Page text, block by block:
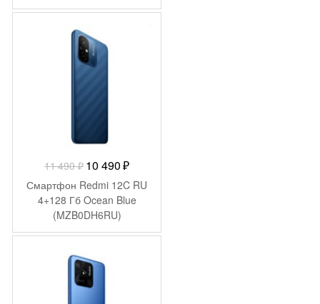
11 490₽ Первоначальная
цена
составляла
11
490 ₽.
10 490₽Текущая
цена:
10
Смартфон Redmi 12C RU
4+128 Гб Ocean Blue
(MZB0DH6RU)